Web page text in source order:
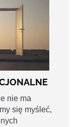
nie ma
się myśleć,